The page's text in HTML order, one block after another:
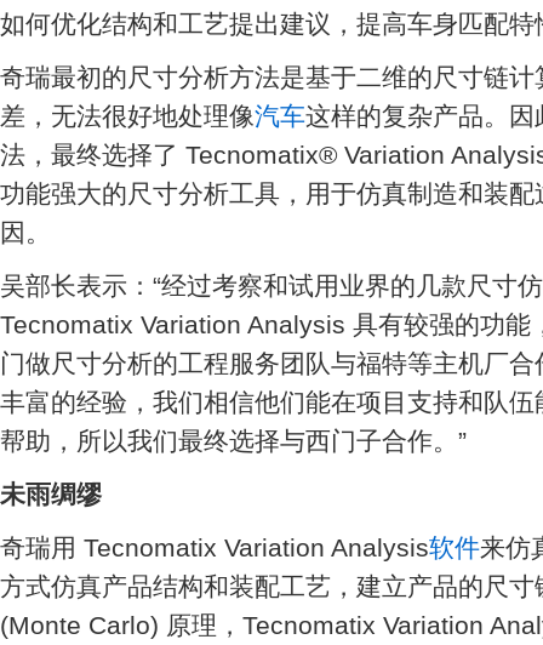
如何优化结构和工艺提出建议，提高车身匹配特
奇瑞最初的尺寸分析方法是基于二维的尺寸链
差，无法很好地处理像汽车这样的复杂产品。
法，最终选择了 Tecnomatix® Variation
功能强大的尺寸分析工具，用于仿真制造和装
因。
吴部长表示：“经过考察和试用业界的几款尺寸
Tecnomatix Variation Analysis 具有较强的功能
门做尺寸分析的工程服务团队与福特等主机厂
丰富的经验，我们相信他们能在项目支持和队
帮助，所以我们最终选择与西门子合作。”
未雨绸缪
奇瑞用 Tecnomatix Variation Analysis软件来仿
方式仿真产品结构和装配工艺，建立产品的尺
(Monte Carlo) 原理，Tecnomatix Variation